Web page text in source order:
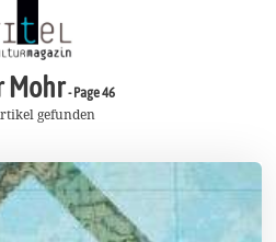
Mohr- Page 46
gefunden